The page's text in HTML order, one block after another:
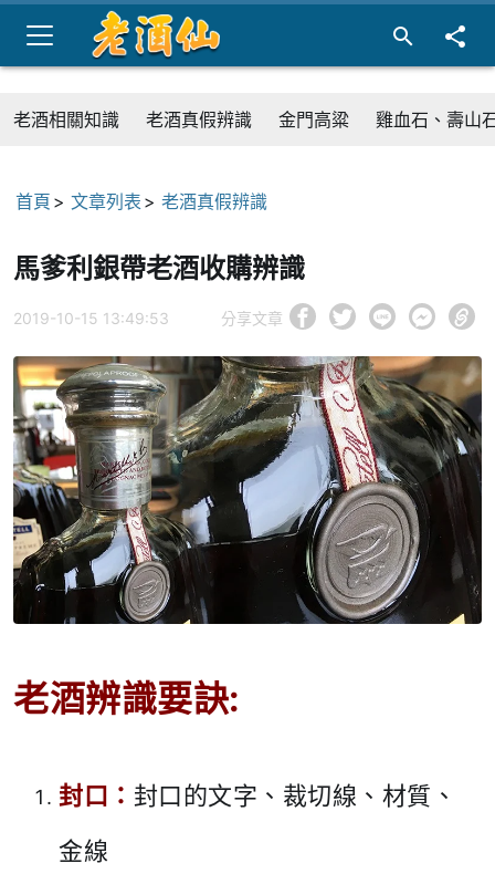
老酒相關知識 老酒真假辨識 金門高粱 雞血石、壽山
首頁 文章列表 老酒真假辨識
馬爹利銀帶老酒收購辨識
2019-10-15 13:49:53 分享文章
老酒辨識要訣:
封口： 封口的文字、裁切線、材質、
金線